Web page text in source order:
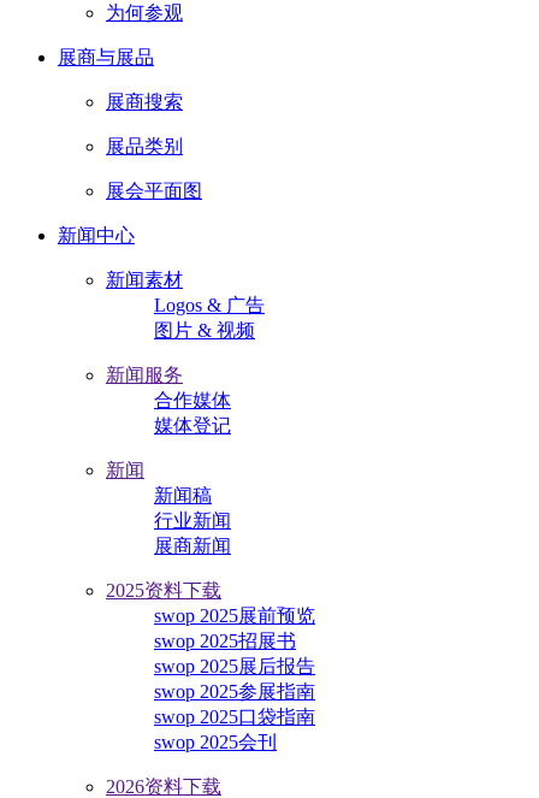
为何参观
展商与展品
展商搜索
展品类别
展会平面图
新闻中心
新闻素材
Logos & 广告
图片 & 视频
新闻服务
合作媒体
媒体登记
新闻
新闻稿
行业新闻
展商新闻
2025资料下载
swop 2025展前预览
swop 2025招展书
swop 2025展后报告
swop 2025参展指南
swop 2025口袋指南
swop 2025会刊
2026资料下载